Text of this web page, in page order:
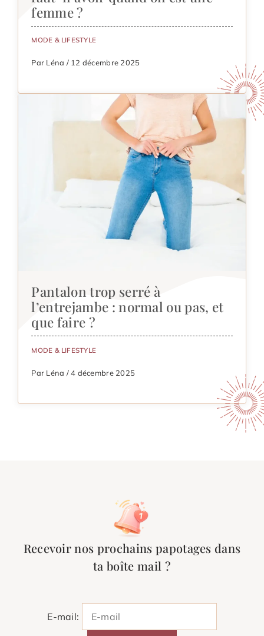
femme ?
MODE & LIFESTYLE
Par Léna / 12 décembre 2025
Pantalon trop serré à
l’entrejambe : normal ou pas, et
que faire ?
MODE & LIFESTYLE
Par Léna / 4 décembre 2025
Recevoir nos prochains papotages dans
ta boîte mail ?
E-mail: